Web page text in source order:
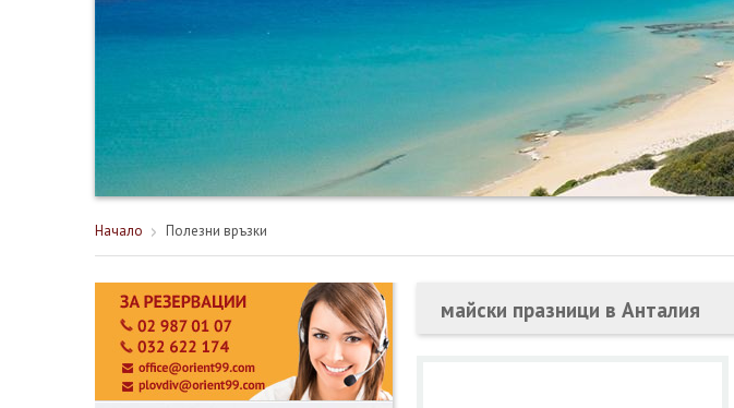
Начало Полезни връзки
майски празници в Анталия